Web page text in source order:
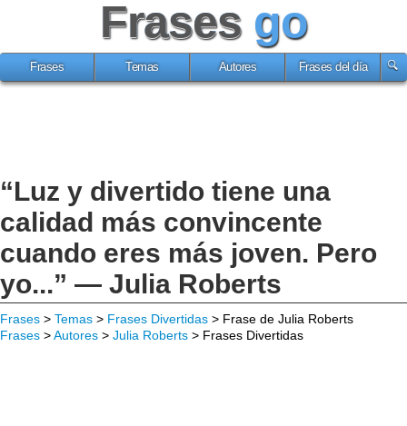
Frases go
Frases Temas Autores Frases del día
“Luz y divertido tiene una
calidad más convincente
cuando eres más joven. Pero
yo...” — Julia Roberts
Frases > Temas > Frases Divertidas > Frase de Julia Roberts
Frases >Autores > Julia Roberts > Frases Divertidas